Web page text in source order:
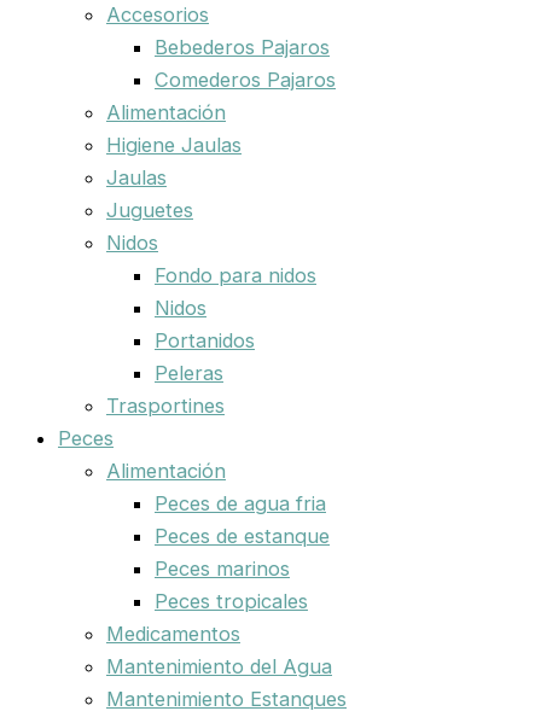
Accesorios
Bebederos Pajaros
Comederos Pajaros
Alimentación
Higiene Jaulas
Jaulas
Juguetes
Nidos
Fondo para nidos
Nidos
Portanidos
Peleras
Trasportines
Peces
Alimentación
Peces de agua fria
Peces de estanque
Peces marinos
Peces tropicales
Medicamentos
Mantenimiento del Agua
Mantenimiento Estanques